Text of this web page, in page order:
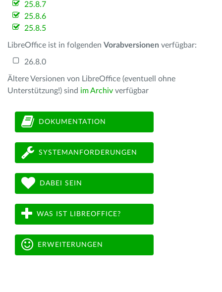
25.8.7
25.8.6
25.8.5
LibreOffice ist in folgenden Vorabversionen verfügbar:
26.8.0
Ältere Versionen von LibreOffice (eventuell ohne
Unterstützung!) sind im Archiv verfügbar
DOKUMENTATION
SYSTEMANFORDERUNGEN
DABEI SEIN
WAS IST LIBREOFFICE?
ERWEITERUNGEN